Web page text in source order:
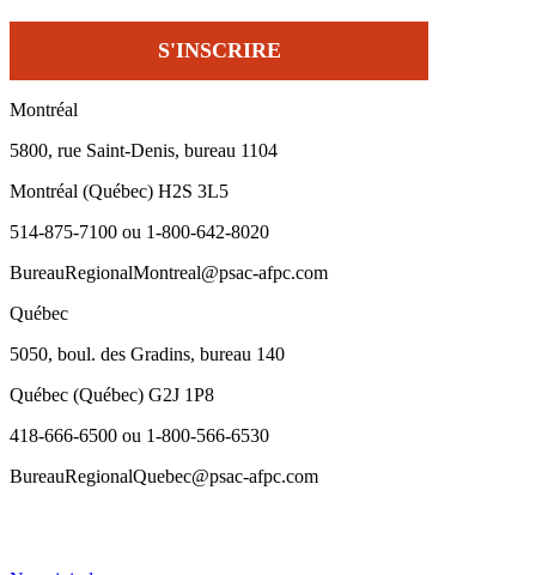
Montréal
5800, rue Saint-Denis, bureau 1104
Montréal (Québec) H2S 3L5
514-875-7100 ou 1-800-642-8020
BureauRegionalMontreal@psac-afpc.com
Québec
5050, boul. des Gradins, bureau 140
Québec (Québec) G2J 1P8
418-666-6500 ou 1-800-566-6530
BureauRegionalQuebec@psac-afpc.com